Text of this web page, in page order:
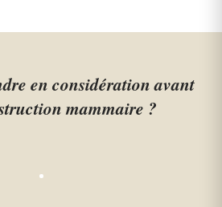
en considération avant
mammaire ?